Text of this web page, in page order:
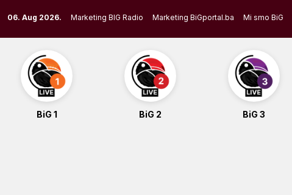
to
content
06. Aug 2026. Marketing BIG Radio Marketing BiGportal.ba Mi smo BiG
BiG 1 BiG 2 BiG 3